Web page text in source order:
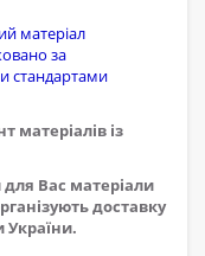
матеріал
за
стандартами
із
Вас матеріали
доставку
України.